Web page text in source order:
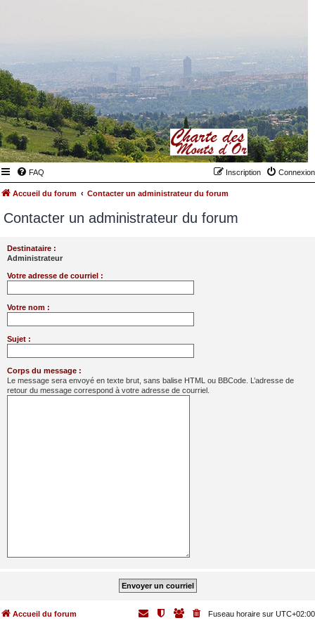
FAQ Connexion
Inscription
Accueil du forum Contacter un administrateur du forum
Contacter un administrateur du forum
Destinataire :
Administrateur
Votre adresse de courriel :
Votre nom :
Sujet :
Corps du message :
Le message sera envoyé en texte brut, sans balise HTML ou BBCode. L’adresse de
retour du message correspond à votre adresse de courriel.
Accueil du forum Fuseau horaire sur UTC+02:00